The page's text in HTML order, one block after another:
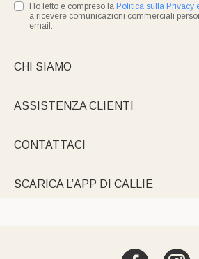
Ho letto e compreso la Politica sulla Privacy
a ricevere comunicazioni commerciali
email.
CHI SIAMO
ASSISTENZA CLIENTI
CONTATTACI
SCARICA L’APP DI CALLIE